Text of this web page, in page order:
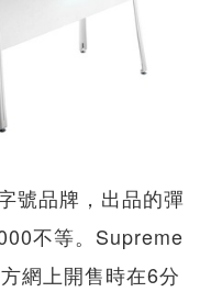
號品牌，出品的彈
不等。Supreme
網上開售時在6分